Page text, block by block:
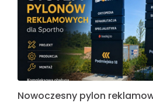
Nowoczesny pylon